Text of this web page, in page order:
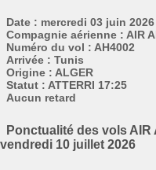
Date : mercredi 03 juin 2026
Compagnie aérienne : AIR
Numéro du vol : AH4002
Arrivée : Tunis
Origine : ALGER
Statut : ATTERRI 17:25
Aucun retard
Ponctualité des vols AIR
vendredi 10 juillet 2026